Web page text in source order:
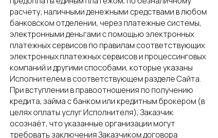
расчёту, наличными денежными средствами в любом
банковском отделении, через платежные системы,
электронными деньгами с помощью электронных
платежных сервисов по правилам соответствующих
электронных платежных сервисов и процессинговых
компаний и другими способами, которые указаны
Исполнителем в соответствующем разделе Сайта.
При вступлении в правоотношения по получению
кредита, займа с банком или кредитным брокером (в
целях оплаты услуг Исполнителя), Заказчик
осознаёт, что указанные организации могут
требовать заключения Заказчиком договора